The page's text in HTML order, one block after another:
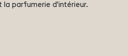
la parfumerie d'intérieur.